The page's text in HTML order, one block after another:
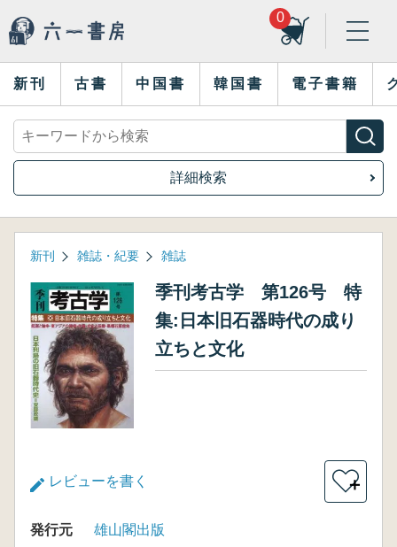
0
新刊 古書 中国書 韓国書 電子書籍
詳細検索
新刊 雑誌・紀要 雑誌
季刊考古学 第126号 特
集:日本旧石器時代の成り
立ちと文化
レビューを書く ＋
発行元
雄山閣出版